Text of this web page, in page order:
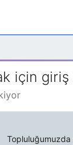
için giriş